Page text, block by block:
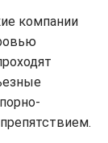
компании